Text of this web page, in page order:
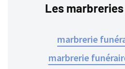
Les
marbrerie
marbrerie